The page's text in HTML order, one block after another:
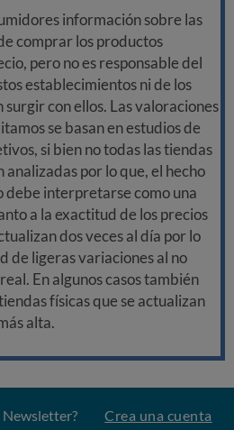
información sobre las
comprar los productos
pero no es responsable del
establecimientos ni de los
con ellos. Las valoraciones
se basan en estudios de
si bien no todas las tiendas
por lo que, el hecho
debe interpretarse como una
a la exactitud de los precios
dos veces al día por lo
de ligeras variaciones al no
En algunos casos también
físicas que se actualizan
alta.
Newsletter? Crea una cuenta